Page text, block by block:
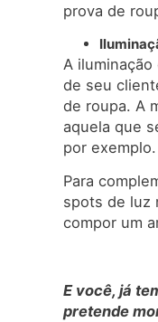
prova de
A
de seu
de roupa. A
aquela que
por exemplo.
Para
spots de luz
compor um
E você, já
pretende